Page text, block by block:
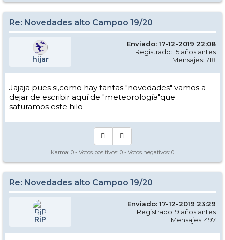
Re: Novedades alto Campoo 19/20
hijar
Enviado: 17-12-2019 22:08
Registrado: 15 años antes
Mensajes: 718
Jajaja pues si,como hay tantas "novedades" vamos a
dejar de escribir aquí de "meteorología"que
saturamos este hilo
Karma: 0 - Votos positivos: 0 - Votos negativos: 0
Re: Novedades alto Campoo 19/20
RiP
Enviado: 17-12-2019 23:29
Registrado: 9 años antes
Mensajes: 497